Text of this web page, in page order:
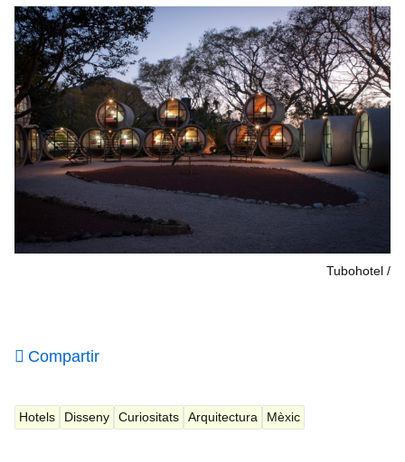
Tubohotel
Compartir
Hotels Disseny Curiositats Arquitectura Mèxic